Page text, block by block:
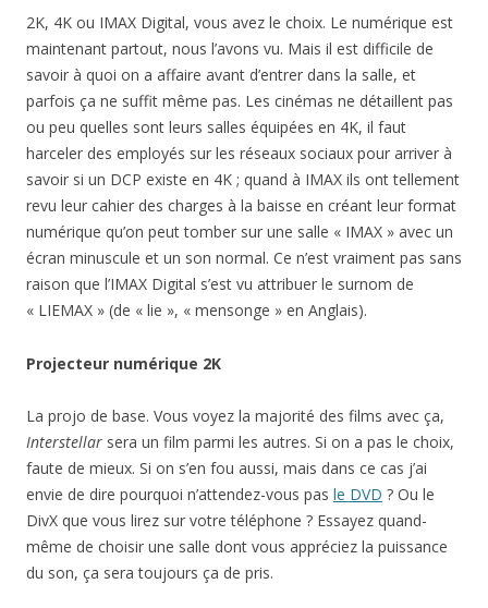
2K, 4K ou IMAX Digital, vous avez le choix. Le numérique est
maintenant partout, nous l’avons vu. Mais il est difficile de
savoir à quoi on a affaire avant d’entrer dans la salle, et
parfois ça ne suffit même pas. Les cinémas ne détaillent pas
ou peu quelles sont leurs salles équipées en 4K, il faut
harceler des employés sur les réseaux sociaux pour arriver à
savoir si un DCP existe en 4K ; quand à IMAX ils ont tellement
revu leur cahier des charges à la baisse en créant leur format
numérique qu’on peut tomber sur une salle « IMAX » avec un
écran minuscule et un son normal. Ce n’est vraiment pas sans
raison que l’IMAX Digital s’est vu attribuer le surnom de
« LIEMAX » (de « lie », « mensonge » en Anglais).
Projecteur numérique 2K
La projo de base. Vous voyez la majorité des films avec ça,
Interstellar sera un film parmi les autres. Si on a pas le choix,
faute de mieux. Si on s’en fou aussi, mais dans ce cas j’ai
envie de dire pourquoi n’attendez-vous pas le DVD ? Ou le
DivX que vous lirez sur votre téléphone ? Essayez quand-
même de choisir une salle dont vous appréciez la puissance
du son, ça sera toujours ça de pris.